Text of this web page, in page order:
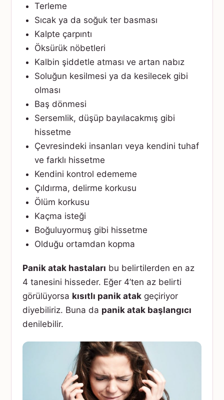
Terleme
Sıcak ya da soğuk ter basması
Kalpte çarpıntı
Öksürük nöbetleri
Kalbin şiddetle atması ve artan nabız
Soluğun kesilmesi ya da kesilecek gibi
olması
Baş dönmesi
Sersemlik, düşüp bayılacakmış gibi
hissetme
Çevresindeki insanları veya kendini tuhaf
ve farklı hissetme
Kendini kontrol edememe
Çıldırma, delirme korkusu
Ölüm korkusu
Kaçma isteği
Boğuluyormuş gibi hissetme
Olduğu ortamdan kopma
Panik atak hastaları bu belirtilerden en az
4 tanesini hisseder. Eğer 4’ten az belirti
görülüyorsa kısıtlı panik atak geçiriyor
diyebiliriz. Buna da panik atak başlangıcı
denilebilir.